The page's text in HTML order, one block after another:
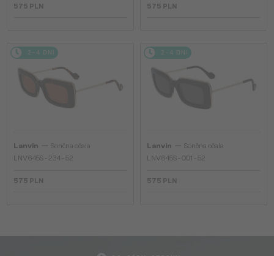
575 PLN 575 PLN
2-4 DNI
Lanvin
Sončna očala
LNV645S - 234 - 52
575 PLN
2-4 DNI
Lanvin
Sončna očala
LNV645S - 001 - 52
575 PLN